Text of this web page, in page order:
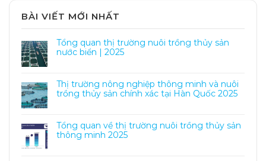
BÀI VIẾT MỚI NHẤT
Tổng quan thị trường nuôi trồng thủy sản
nước biển | 2025
Thị trường nông nghiệp thông minh và nuôi
trồng thủy sản chính xác tại Hàn Quốc 2025
Tổng quan về thị trường nuôi trồng thủy sản
thông minh 2025